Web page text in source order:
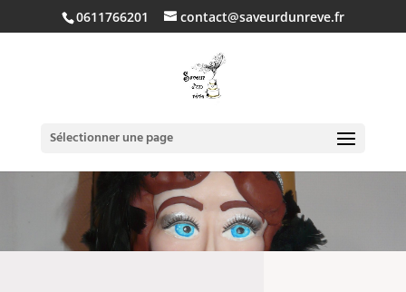
0611766201 contact@saveurdunreve.fr
Sélectionner une page